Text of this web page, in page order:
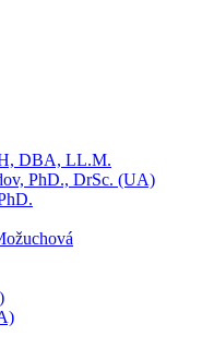
DBA, LL.M.
PhD., DrSc. (UA)